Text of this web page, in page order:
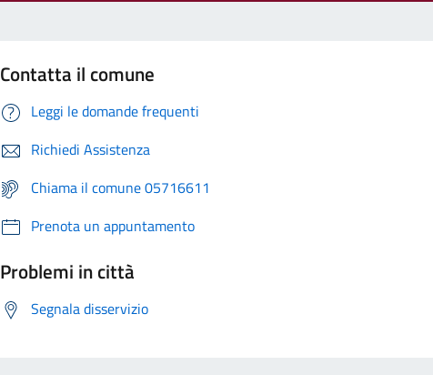
Contatta il comune
Leggi le domande frequenti
Richiedi Assistenza
Chiama il comune 05716611
Prenota un appuntamento
Problemi in città
Segnala disservizio